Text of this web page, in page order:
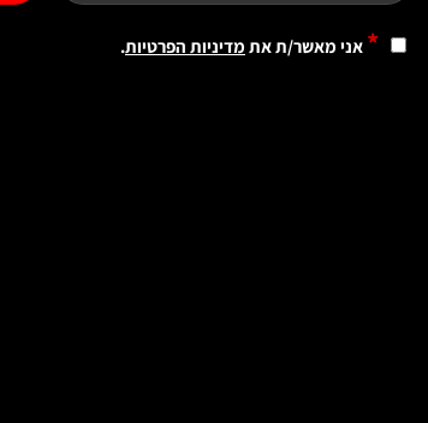
* אני מאשר/ת את מדיניות הפרטיות.